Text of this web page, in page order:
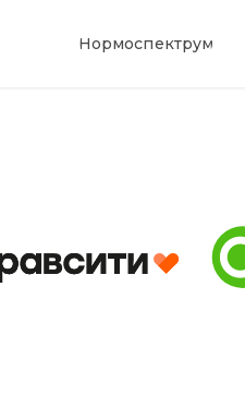
Нормоспектрум